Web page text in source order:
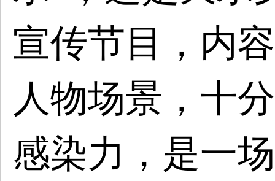
宣传节目，内
人物场景，十
感染力 ，是一